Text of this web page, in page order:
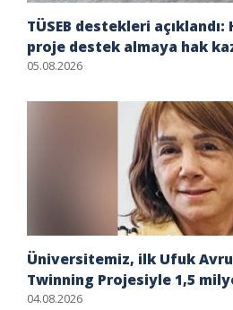
TÜSEB destekleri
proje destek almaya hak
05.08.2026
Üniversitemiz, ilk Ufuk
Twinning Projesiyle 1,5
04.08.2026